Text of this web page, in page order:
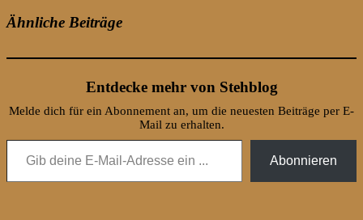
Ähnliche Beiträge
Entdecke mehr von Stehblog
Melde dich für ein Abonnement an, um die neuesten Beiträge per E-
Mail zu erhalten.
Gib deine E-Mail-Adresse ein ...
Abonnieren